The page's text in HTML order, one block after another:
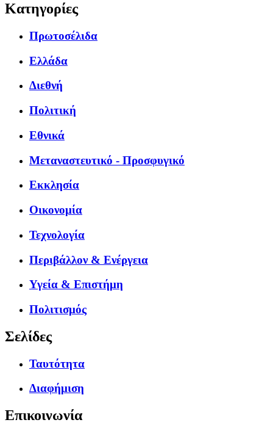
Κατηγορίες
Πρωτοσέλιδα
Ελλάδα
Διεθνή
Πολιτική
Εθνικά
Μεταναστευτικό - Προσφυγικό
Εκκλησία
Οικονομία
Τεχνολογία
Περιβάλλον & Ενέργεια
Υγεία & Επιστήμη
Πολιτισμός
Σελίδες
Ταυτότητα
Διαφήμιση
Επικοινωνία